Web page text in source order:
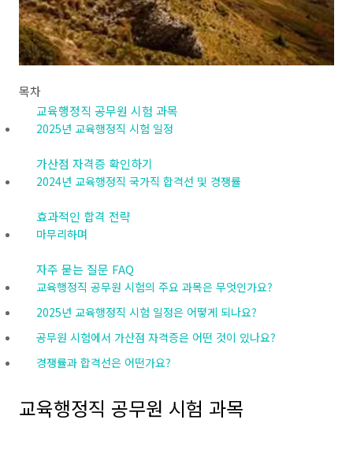
목차
교육행정직 공무원 시험 과목
2025년 교육행정직 시험 일정
가산점 자격증 확인하기
2024년 교육행정직 국가직 합격선 및 경쟁률
효과적인 합격 전략
마무리하며
자주 묻는 질문 FAQ
교육행정직 공무원 시험의 주요 과목은 무엇인가요?
2025년 교육행정직 시험 일정은 어떻게 되나요?
공무원 시험에서 가산점 자격증은 어떤 것이 있나요?
경쟁률과 합격선은 어떤가요?
교육행정직 공무원 시험 과목